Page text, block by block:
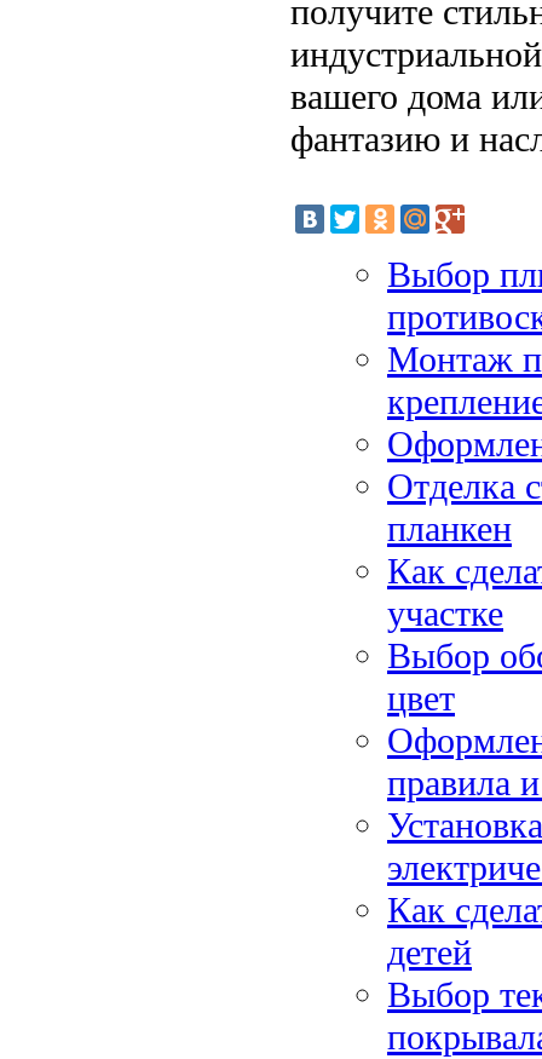
получите
вашего дома
фантазию и
Выбор
Монтаж
Отделка
планкен
Как
участке
Выбор
цвет
правила
Как
детей
Выбор